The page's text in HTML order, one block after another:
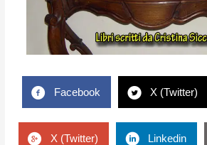
Facebook X (Twitter)
X (Twitter) Linkedin